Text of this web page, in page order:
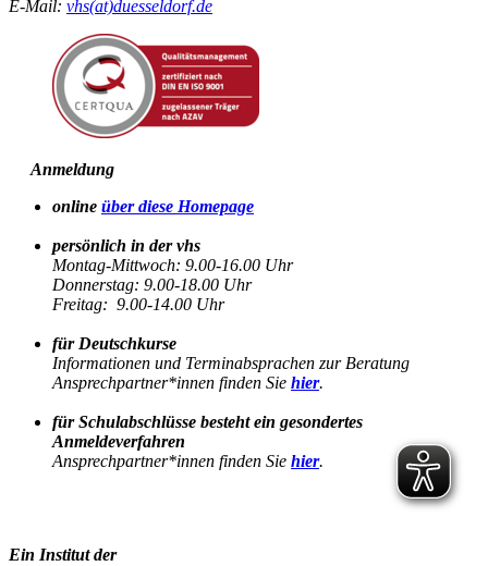
E-Mail: vhs(at)duesseldorf.de
Anmeldung
online über diese Homepage
persönlich in der vhs
Montag-Mittwoch: 9.00-16.00 Uhr
Donnerstag: 9.00-18.00 Uhr
Freitag: 9.00-14.00 Uhr
für Deutschkurse
Informationen und Terminabsprachen zur Beratung
Ansprechpartner*innen finden Sie hier.
für Schulabschlüsse besteht ein gesondertes
Anmeldeverfahren
Ansprechpartner*innen finden Sie hier.
Ein Institut der